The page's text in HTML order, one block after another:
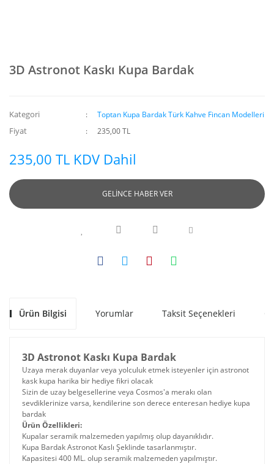
3D Astronot Kaskı Kupa Bardak
Kategori Toptan Kupa Bardak Türk Kahve Fincan Modelleri
Fiyat 235,00 TL
235,00 TL KDV Dahil
GELİNCE HABER VER
Ürün Bilgisi Yorumlar Taksit Seçenekleri
3D Astronot Kaskı Kupa Bardak
Uzaya merak duyanlar veya yolculuk etmek isteyenler için astronot
kask kupa harika bir hediye fikri olacak
Sizin de uzay belgesellerine veya Cosmos'a merakı olan
sevdiklerinize varsa, kendilerine son derece ​enteresan hediye kupa
bardak
Ürün Özellikleri:
Kupalar seramik malzemeden yapılmış olup dayanıklıdır.
Kupa Bardak Astronot Kaslı Şeklinde tasarlanmıştır.
Kapasitesi 400 ML. olup seramik malzemeden yapılmıştır.